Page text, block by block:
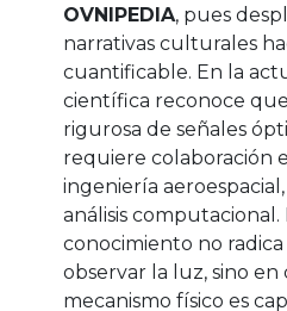
OVNIPEDIA, pues
narrativas culturales
cuantificable. En la
científica reconoce
rigurosa de señales
requiere colaboración
ingeniería
análisis computacional.
conocimiento no
observar la luz, sino
mecanismo físico es